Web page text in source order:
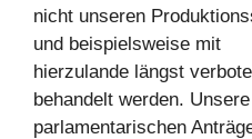
nicht unseren
und beispielsweise mit
hierzulande längst
behandelt werden. Unsere
parlamentarischen